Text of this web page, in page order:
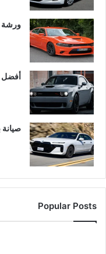
ورشة
أفضل
صيانة
Popular Posts